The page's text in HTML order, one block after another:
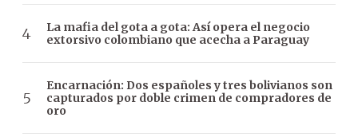
La mafia del gota a gota: Así opera el negocio
extorsivo colombiano que acecha a Paraguay
Encarnación: Dos españoles y tres bolivianos son
capturados por doble crimen de compradores de
oro